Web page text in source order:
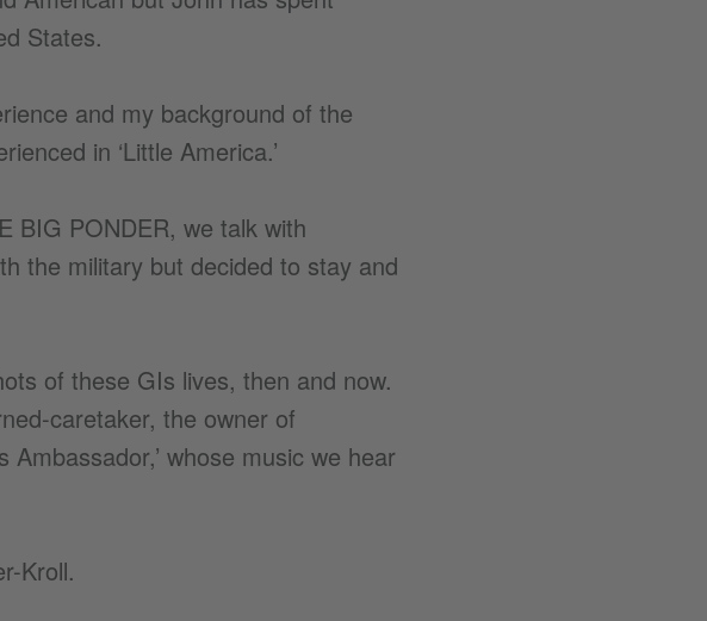
States.
and my background of the
in ‘Little America.’
BIG PONDER, we talk with
the military but decided to stay and
of these GIs lives, then and now.
caretaker, the owner of
Ambassador,’ whose music we hear
Kroll.